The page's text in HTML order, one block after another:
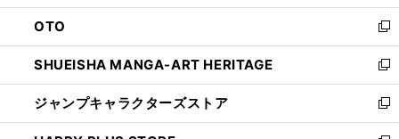
ウ
で
開
く
ン
ド
ウ
で
開
く
OTO
新
し
い
ウ
ィ
ン
SHUEISHA MANGA-ART HERITAGE
新
し
い
ウ
ジャンプキャラクターズストア
新
し